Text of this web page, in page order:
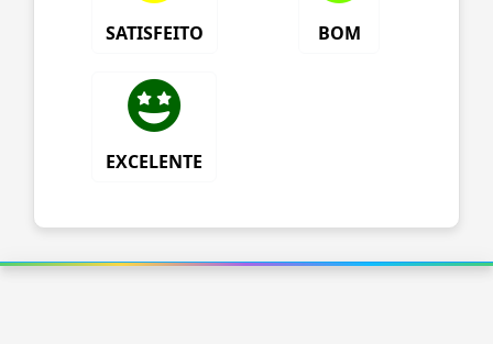
SATISFEITO BOM
EXCELENTE